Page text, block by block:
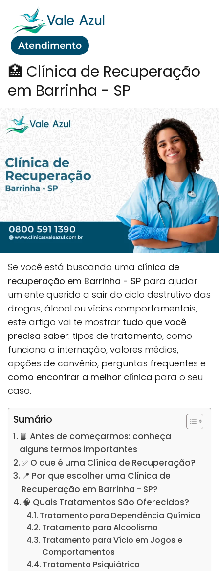
Atendimento
🏥 Clínica de Recuperação
em Barrinha - SP
Se você está buscando uma clínica de
recuperação em Barrinha - SP para ajudar
um ente querido a sair do ciclo destrutivo das
drogas, álcool ou vícios comportamentais,
este artigo vai te mostrar tudo que você
precisa saber: tipos de tratamento, como
funciona a internação, valores médios,
opções de convênio, perguntas frequentes e
como encontrar a melhor clínica para o seu
caso.
Sumário
📘 Antes de começarmos: conheça
alguns termos importantes
✅ O que é uma Clínica de Recuperação?
📍 Por que escolher uma Clínica de
Recuperação em Barrinha - SP?
🧠 Quais Tratamentos São Oferecidos?
Tratamento para Dependência Química
Tratamento para Alcoolismo
Tratamento para Vício em Jogos e
Comportamentos
Tratamento Psiquiátrico